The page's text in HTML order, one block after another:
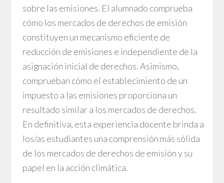
sobre las emisiones. El alumnado comprueba
cómo los mercados de derechos de emisión
constituyen un mecanismo eficiente de
reducción de emisiones e independiente de la
asignación inicial de derechos. Asimismo,
comprueban cómo el establecimiento de un
impuesto a las emisiones proporciona un
resultado similar a los mercados de derechos.
En definitiva, esta experiencia docente brinda a
los/as estudiantes una comprensión más sólida
de los mercados de derechos de emisión y su
papel en la acción climática.